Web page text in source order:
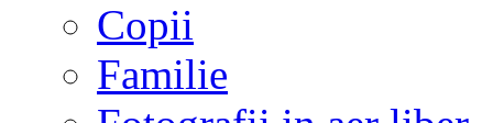
Copii
Familie